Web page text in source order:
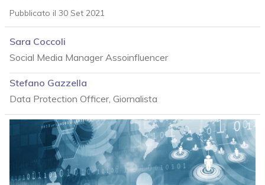
Pubblicato il 30 Set 2021
Sara Coccoli
Social Media Manager Assoinfluencer
Stefano Gazzella
Data Protection Officer, Giornalista